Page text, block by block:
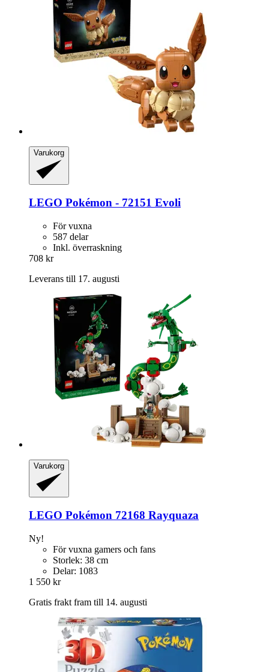
Varukorg
LEGO Pokémon -​ 72151 Evoli
För vuxna
587 delar
Inkl. överraskning
708 kr
Leverans till 17. augusti
Varukorg
LEGO Pokémon 72168 Rayquaza
Ny!
För vuxna gamers och fans
Storlek: 38 cm
Delar: 1083
1 550 kr
Gratis frakt fram till 14. augusti